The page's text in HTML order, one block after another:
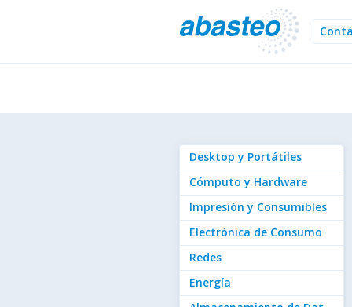
Desktop y Portátiles
Cómputo y Hardware
Impresión y Consumibles
Electrónica de Consumo
Redes
Energía